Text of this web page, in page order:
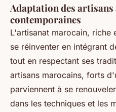
Adaptation des artisans
contemporaines
L'artisanat marocain, riche
se réinventer en intégrant
tout en respectant ses
artisans marocains, forts
parviennent à se
dans les techniques et les